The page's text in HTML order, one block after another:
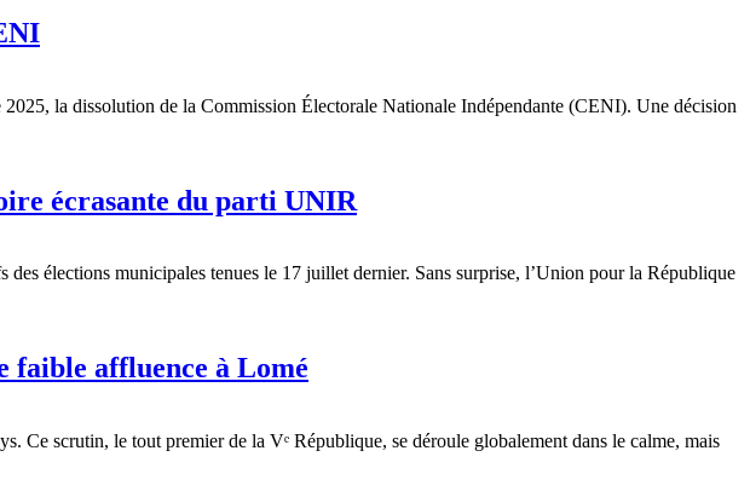
la dissolution de la Commission Électorale Nationale Indépendante (CENI). Une décision
écrasante du parti UNIR
élections municipales tenues le 17 juillet dernier. Sans surprise, l’Union pour la République
faible affluence à Lomé
Ce scrutin, le tout premier de la Vᵉ République, se déroule globalement dans le calme, mais